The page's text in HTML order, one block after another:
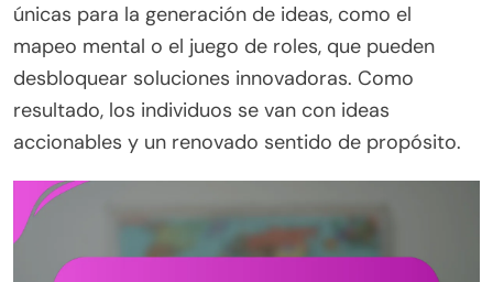
únicas para la generación de ideas, como el
mapeo mental o el juego de roles, que pueden
desbloquear soluciones innovadoras. Como
resultado, los individuos se van con ideas
accionables y un renovado sentido de propósito.